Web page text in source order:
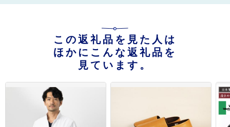
この返礼品を見た人は
ほかにこんな返礼品を
見ています。